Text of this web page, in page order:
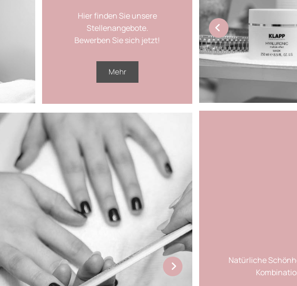
Hier finden Sie unsere
Stellenangebote.
Bewerben Sie sich jetzt!
Mehr
Natürliche